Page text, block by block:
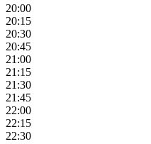
20:00
20:15
20:30
20:45
21:00
21:15
21:30
21:45
22:00
22:15
22:30